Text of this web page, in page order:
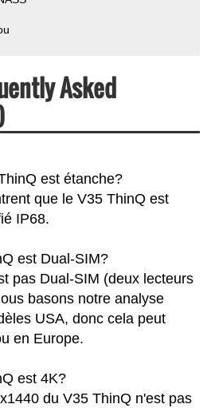
Asked
est étanche?
que le V35 ThinQ est
IP68.
est Dual-SIM?
pas Dual-SIM (deux lecteurs
basons notre analyse
USA, donc cela peut
en Europe.
est 4K?
du V35 ThinQ n'est pas